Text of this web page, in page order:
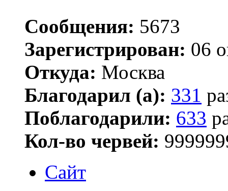
Сообщения: 5673
Зарегистрирован: 06
Откуда: Москва
Благодарил (а): 331
Поблагодарили: 633
Кол-во червей:
Сайт